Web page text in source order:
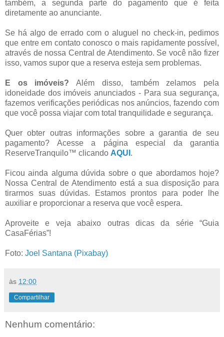
também, a segunda parte do pagamento que é feita
diretamente ao anunciante.
Se há algo de errado com o aluguel no check-in, pedimos
que entre em contato conosco o mais rapidamente possível,
através de nossa Central de Atendimento. Se você não fizer
isso, vamos supor que a reserva esteja sem problemas.
E os imóveis? Além disso, também zelamos pela
idoneidade dos imóveis anunciados - Para sua segurança,
fazemos verificações periódicas nos anúncios, fazendo com
que você possa viajar com total tranquilidade e segurança.
Quer obter outras informações sobre a garantia de seu
pagamento? Acesse a página especial da garantia
ReserveTranquilo™ clicando AQUI .
Ficou ainda alguma dúvida sobre o que abordamos hoje?
Nossa Central de Atendimento está a sua disposição para
tirarmos suas dúvidas. Estamos prontos para poder lhe
auxiliar e proporcionar a reserva que você espera.
Aproveite e veja abaixo outras dicas da série “Guia
CasaFérias”!
Foto: Joel Santana (Pixabay)
às 12:00
Compartilhar
Nenhum comentário: